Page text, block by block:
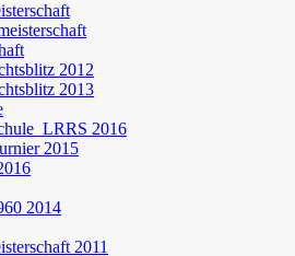
2012
2013
2016
2015
2014
2011